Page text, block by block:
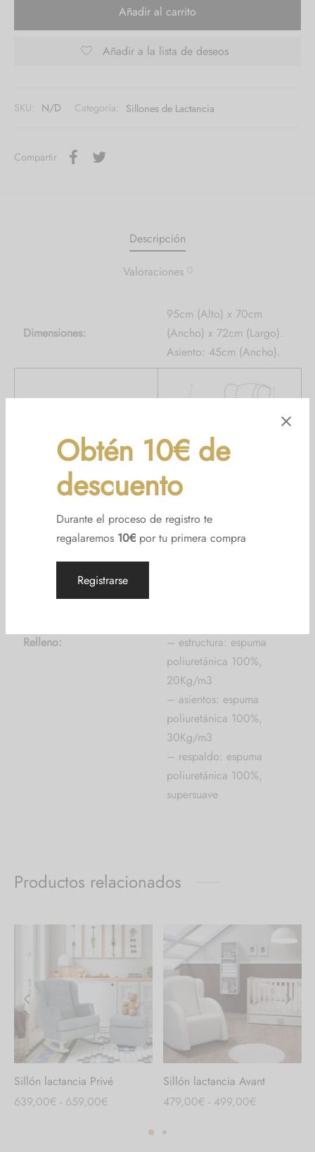
Obtén 10€ de
descuento
Durante el proceso de registro te
regalaremos 10€ por tu primera compra
Registrarse
Añadir al carrito
Añadir a la lista de deseos
SKU: N/D Categoría: Sillones de Lactancia
Compartir
Descripción
Valoraciones 0
Dimensiones:
95cm (Alto) x 70cm
(Ancho) x 72cm (Largo).
Asiento: 45cm (Ancho).
Balancines y patas:
100% madera de pino
Suspensión:
Relleno:
– estructura: espuma
poliuretánica 100%,
20Kg/m3
– asientos: espuma
poliuretánica 100%,
30Kg/m3
– respaldo: espuma
poliuretánica 100%,
supersuave
Productos relacionados
Sillón lactancia Privé
639,00€ - 659,00€
Sillón lactancia Avant
479,00€ - 499,00€